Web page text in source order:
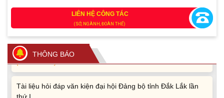
LIÊN HỆ CÔNG TÁC
(SỞ, NGÀNH, ĐOÀN THỂ)
THÔNG BÁO
(24/07/2026)
theo Nghị định 168
(13/11/2025)
thứ I